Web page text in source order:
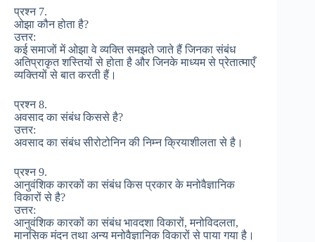
प्रश्न 7.
ओझा कौन होता है?
उत्तर:
कई समाजों में ओझा वे व्यक्ति समझते जाते हैं जिनका संबंध
अतिप्राकृत शस्तियों से होता है और जिनके माध्यम से प्रेतात्माएँ
व्यक्तियों से बात करती हैं।
प्रश्न 8.
अवसाद का संबंध किससे है?
उत्तर:
अवसाद का संबंध सीरोटोनिन की निम्न क्रियाशीलता से है।
प्रश्न 9.
आनुवंशिक कारकों का संबंध किस प्रकार के मनोवैज्ञानिक
विकारों से है?
उत्तर:
आनुवंशिक कारकों का संबंध भावदशा विकारों, मनोविदलता,
मानसिक मंदन तथा अन्य मनोवैज्ञानिक विकारों से पाया गया है।